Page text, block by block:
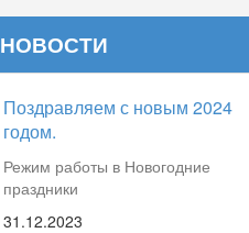
НОВОСТИ
Поздравляем с новым 2024
годом.
Режим работы в Новогодние
праздники
31.12.2023